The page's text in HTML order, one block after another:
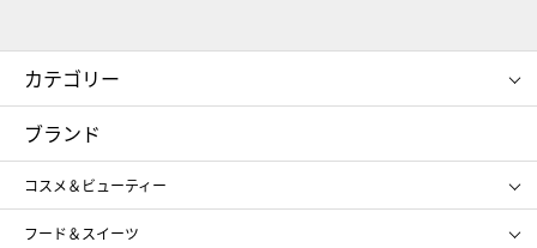
カテゴリー
コスメ＆ビューティー
ギフト
レディース
メンズ
スポーツ・アウトドア
ブランド
コスメ＆ビューティー
SHISEIDO
フード＆スイーツ